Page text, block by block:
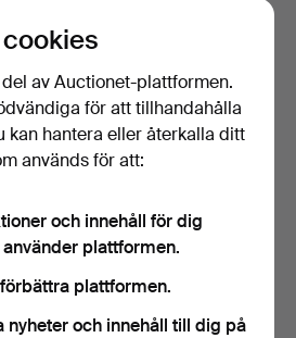
små luftbubblor mot gultonad
KRAKA Nr 428 Sven
Kraka Pu 251 Sven
6 cm, diameter 9 och 10 cm.
av Auctionet-plattformen.
för att tillhandahålla
kan hantera eller återkalla ditt
används för att:
och innehåll för dig
plattformen.
plattformen.
nyheter och innehåll till dig på